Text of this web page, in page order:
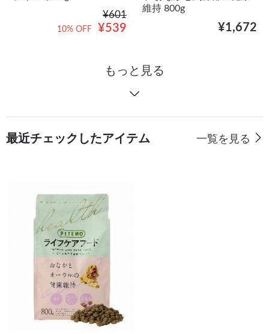
¥601
¥539
10% OFF
維持 800g
¥1,672
もっと見る
最近チェックしたアイテム 一覧を見る